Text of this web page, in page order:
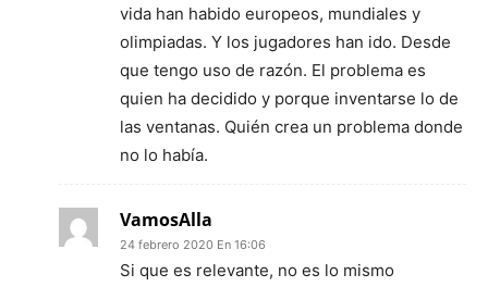
vida han habido europeos, mundiales y
olimpiadas. Y los jugadores han ido. Desde
que tengo uso de razón. El problema es
quien ha decidido y porque inventarse lo de
las ventanas. Quién crea un problema donde
no lo había.
VamosAlla
24 febrero 2020 En 16:06
Si que es relevante, no es lo mismo